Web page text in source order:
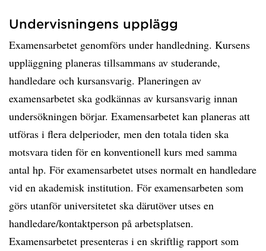
Undervisningens upplägg
Examensarbetet genomförs under handledning. Kursens
uppläggning planeras tillsammans av studerande,
handledare och kursansvarig. Planeringen av
examensarbetet ska godkännas av kursansvarig innan
undersökningen börjar. Examensarbetet kan planeras att
utföras i flera delperioder, men den totala tiden ska
motsvara tiden för en konventionell kurs med samma
antal hp. För examensarbetet utses normalt en handledare
vid en akademisk institution. För examensarbeten som
görs utanför universitetet ska därutöver utses en
handledare/kontaktperson på arbetsplatsen.
Examensarbetet presenteras i en skriftlig rapport som